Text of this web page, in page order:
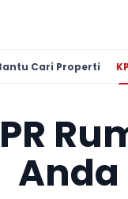
Cari Properti
Anda